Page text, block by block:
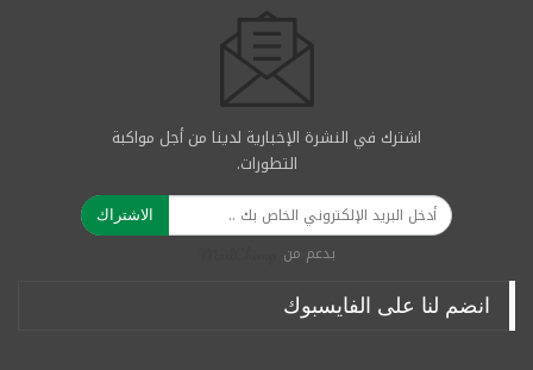
اشترك في النشرة الإخبارية لدينا من أجل مواكبة
التطورات.
الاشتراك
بدعم من
انضم لنا على الفايسبوك